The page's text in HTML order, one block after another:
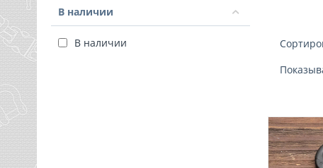
В наличии
В наличии